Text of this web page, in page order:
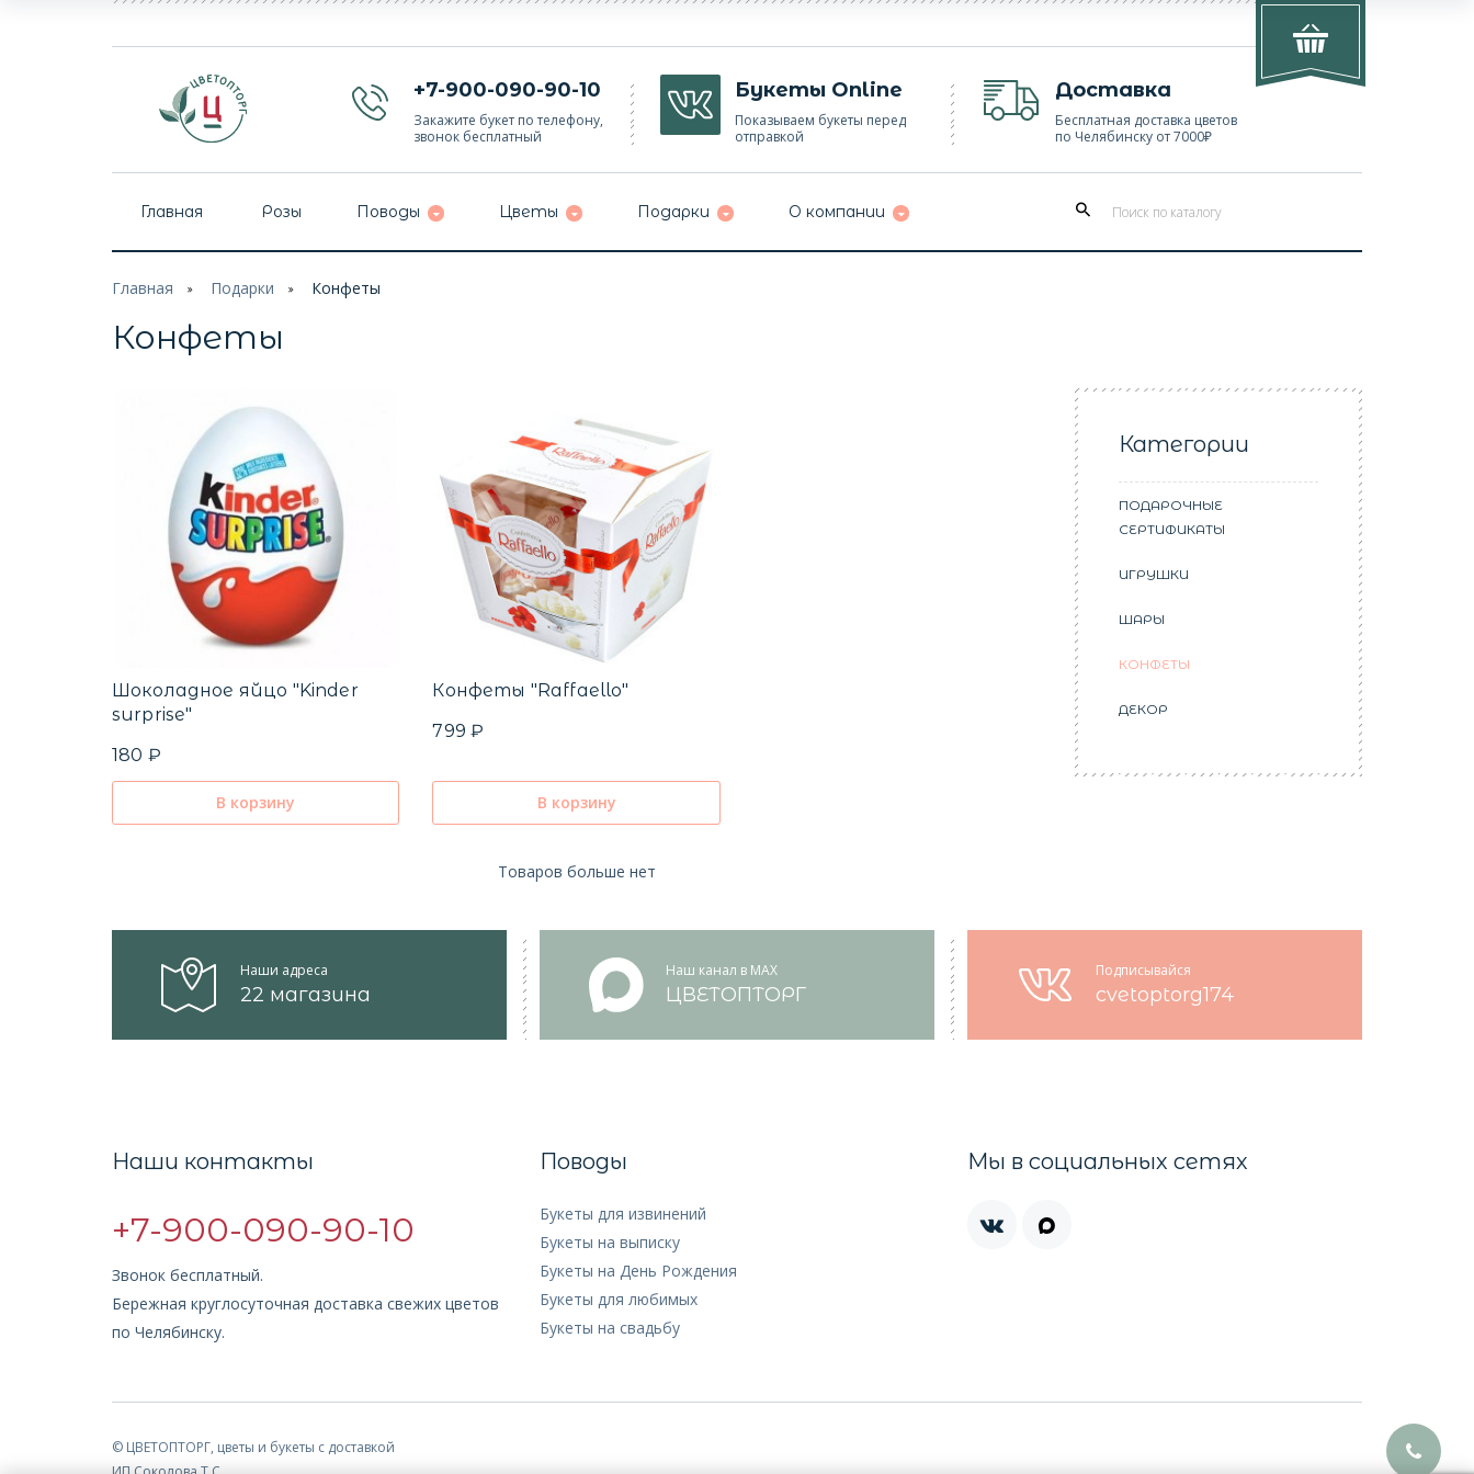
+7-900-090-90-10
Закажите букет по телефону,
звонок бесплатный
Букеты Online
Показываем букеты перед
отправкой
Доставка
Бесплатная доставка цветов
по Челябинску от 7000₽
Главная Розы Поводы Цветы Подарки О компании
Главная Подарки Конфеты
Конфеты
Шоколадное яйцо "Kinder
surprise"
180 ₽
В корзину
Конфеты "Raffaello"
799 ₽
В корзину
Товаров больше нет
Категории
ПОДАРОЧНЫЕ
СЕРТИФИКАТЫ
ИГРУШКИ
ШАРЫ
КОНФЕТЫ
ДЕКОР
Наши адреса
22 магазина
Наш канал в MAX
ЦВЕТОПТОРГ
Подписывайся
cvetoptorg174
Наши контакты
+7-900-090-90-10
Звонок бесплатный.
Бережная круглосуточная доставка свежих цветов
по Челябинску.
Поводы
Букеты для извинений
Букеты на выписку
Букеты на День Рождения
Букеты для любимых
Букеты на свадьбу
Мы в социальных сетях
© ЦВЕТОПТОРГ, цветы и букеты с доставкой